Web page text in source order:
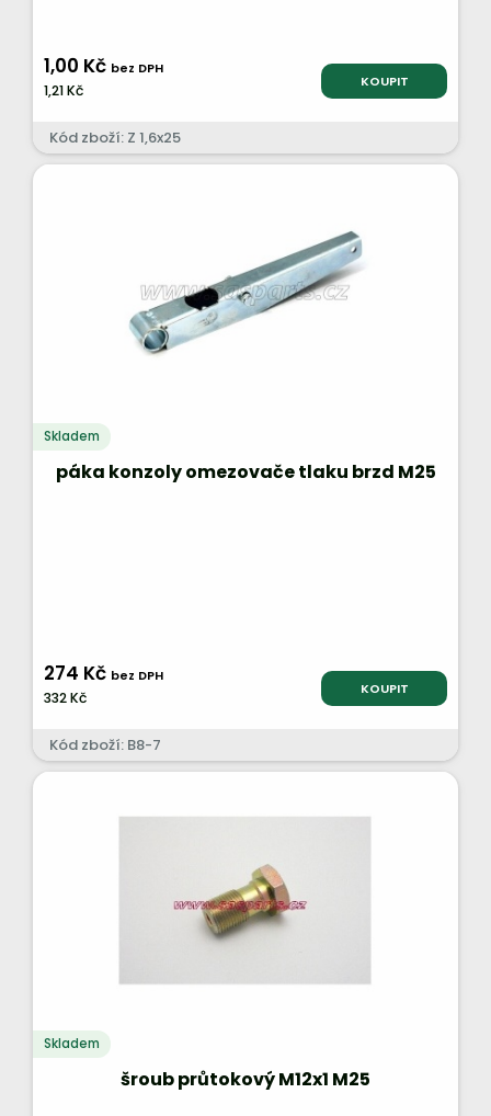
1,00 Kč bez DPH
1,21 Kč KOUPIT
Kód zboží: Z 1,6x25
Skladem
páka konzoly omezovače tlaku brzd M25
274 Kč bez DPH
332 Kč KOUPIT
Kód zboží: B8-7
Skladem
šroub průtokový M12x1 M25